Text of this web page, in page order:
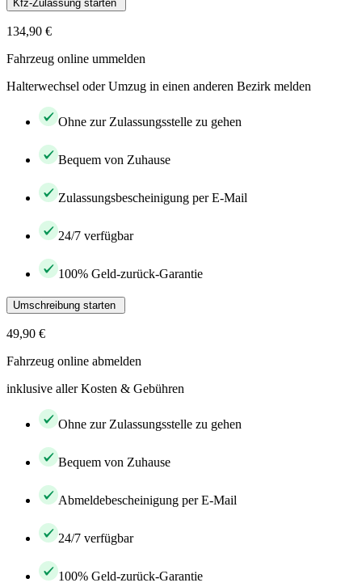
Kfz-Zulassung starten
134,90 €
Fahrzeug online ummelden
Halterwechsel oder Umzug in einen anderen Bezirk melden
Ohne zur Zulassungsstelle zu gehen
Bequem von Zuhause
Zulassungsbescheinigung per E-Mail
24/7 verfügbar
100% Geld-zurück-Garantie
Umschreibung starten
49,90 €
Fahrzeug online abmelden
inklusive aller Kosten & Gebühren
Ohne zur Zulassungsstelle zu gehen
Bequem von Zuhause
Abmeldebescheinigung per E-Mail
24/7 verfügbar
100% Geld-zurück-Garantie